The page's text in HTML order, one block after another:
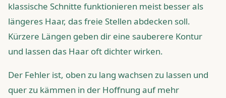
klassische Schnitte funktionieren meist besser als
längeres Haar, das freie Stellen abdecken soll.
Kürzere Längen geben dir eine sauberere Kontur
und lassen das Haar oft dichter wirken.
Der Fehler ist, oben zu lang wachsen zu lassen und
quer zu kämmen in der Hoffnung auf mehr